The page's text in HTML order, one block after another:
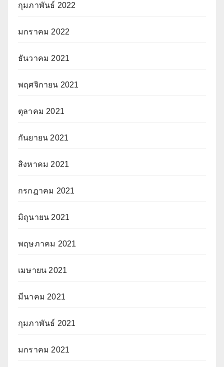
กุมภาพันธ์ 2022
มกราคม 2022
ธันวาคม 2021
พฤศจิกายน 2021
ตุลาคม 2021
กันยายน 2021
สิงหาคม 2021
กรกฎาคม 2021
มิถุนายน 2021
พฤษภาคม 2021
เมษายน 2021
มีนาคม 2021
กุมภาพันธ์ 2021
มกราคม 2021